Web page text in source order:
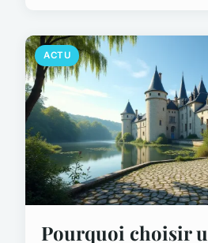
ACTU
Pourquoi choisir